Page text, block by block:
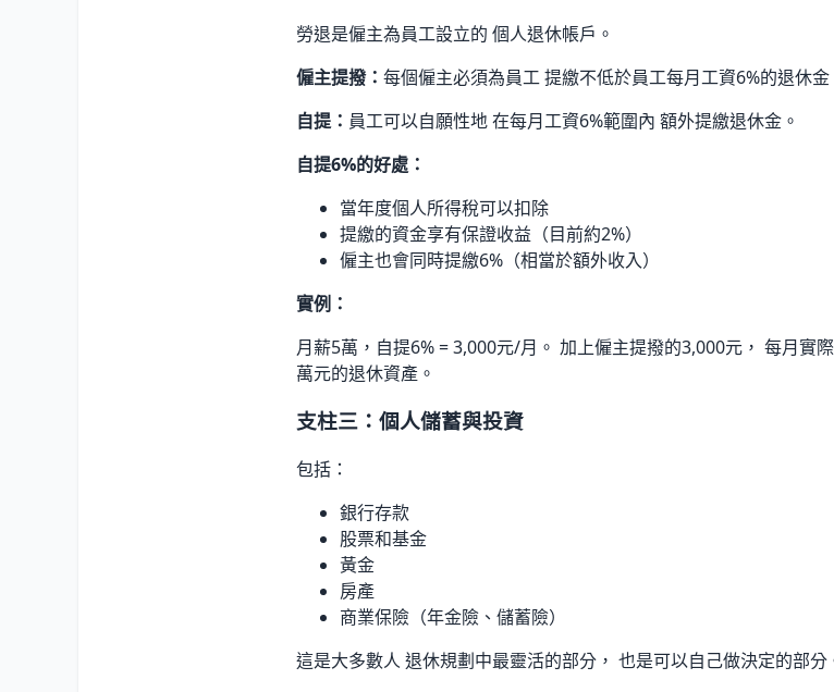
勞退是僱主為員工設立的 個人退休帳戶。
僱主提撥： 每個僱主必須為員工 提繳不低於員工每月工資6%的退休金
自提： 員工可以自願性地 在每月工資6%範圍內 額外提繳退休金。
自提6%的好處：
當年度個人所得稅可以扣除
提繳的資金享有保證收益（目前約2%）
僱主也會同時提繳6%（相當於額外收入）
實例：
月薪5萬，自提6% = 3,000元/月。 加上僱主提撥的3,000元， 每月實
萬元的退休資產。
支柱三：個人儲蓄與投資
包括：
銀行存款
股票和基金
黃金
房產
商業保險（年金險、儲蓄險）
這是大多數人 退休規劃中最靈活的部分， 也是可以自己做決定的部分